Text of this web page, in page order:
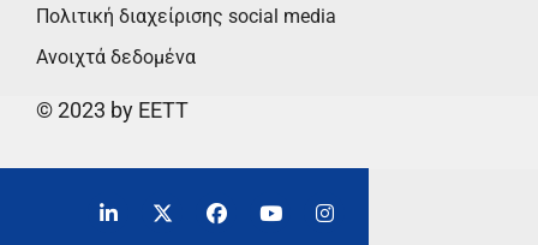
Πολιτική διαχείρισης social media
Ανοιχτά δεδομένα
© 2023 by EETT